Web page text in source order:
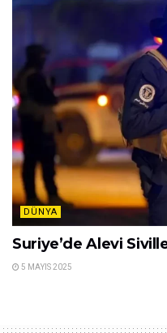
DÜNYA
Suriye’de Alevi
5 MAYIS 2025